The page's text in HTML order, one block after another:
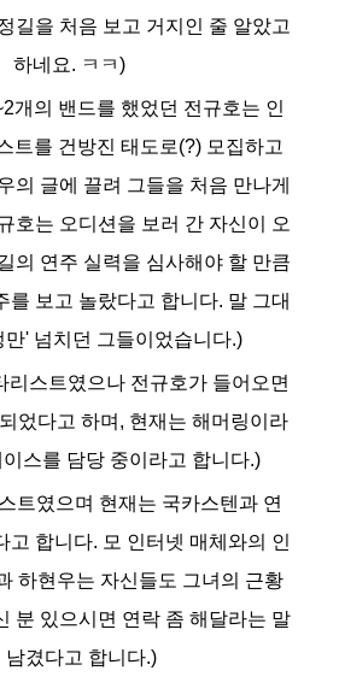
길을 처음 보고 거지인 줄 알았고
하네요. ㅋㅋ)
개의 밴드를 했었던 전규호는 인
트를 건방진 태도로(?) 모집하고
의 글에 끌려 그들을 처음 만나게
호는 오디션을 보러 간 자신이 오
의 연주 실력을 심사해야 할 만큼
를 보고 놀랐다고 합니다. 말 그대
만' 넘치던 그들이었습니다.)
리스트였으나 전규호가 들어오면
었다고 하며, 현재는 해머링이라
스를 담당 중이라고 합니다.)
트였으며 현재는 국카스텐과 연
고 합니다. 모 인터넷 매체와의 인
하현우는 자신들도 그녀의 근황
분 있으시면 연락 좀 해달라는 말
남겼다고 합니다.)